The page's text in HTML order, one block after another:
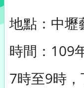
地點：中壢
時間：109
7時至9時